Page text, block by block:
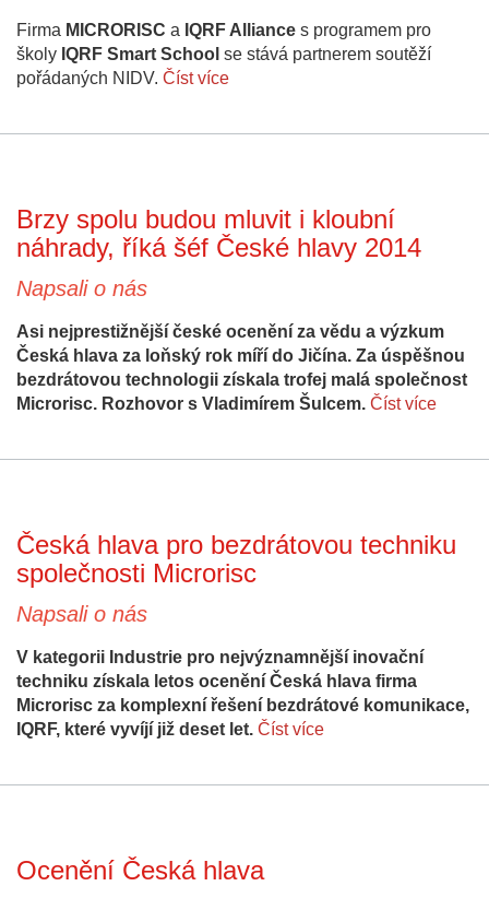
Firma MICRORISC a IQRF Alliance s programem pro
školy IQRF Smart School se stává partnerem soutěží
pořádaných NIDV. Číst více
Brzy spolu budou mluvit i kloubní
náhrady, říká šéf České hlavy 2014
Napsali o nás
Asi nejprestižnější české ocenění za vědu a výzkum
Česká hlava za loňský rok míří do Jičína. Za úspěšnou
bezdrátovou technologii získala trofej malá společnost
Microrisc. Rozhovor s Vladimírem Šulcem. Číst více
Česká hlava pro bezdrátovou techniku
společnosti Microrisc
Napsali o nás
V kategorii Industrie pro nejvýznamnější inovační
techniku získala letos ocenění Česká hlava firma
Microrisc za komplexní řešení bezdrátové komunikace,
IQRF, které vyvíjí již deset let. Číst více
Ocenění Česká hlava